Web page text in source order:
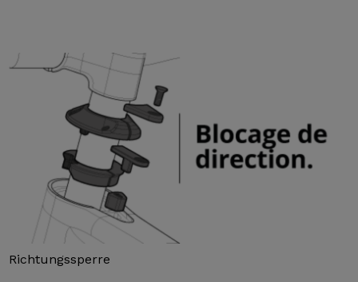
Richtungssperre